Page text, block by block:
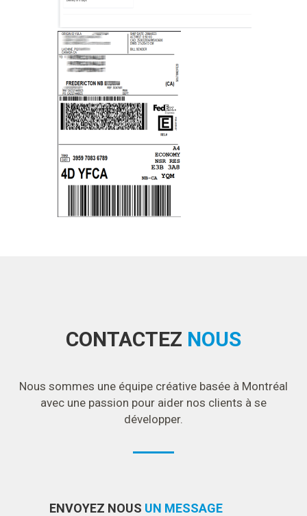
CONTACTEZ NOUS
Nous sommes une équipe créative basée à Montréal
avec une passion pour aider nos clients à se
développer.
ENVOYEZ NOUS UN MESSAGE